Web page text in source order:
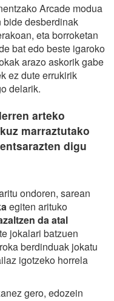
Arcade modua
bide desberdinak
eta borroketan
bat edo beste igaroko
arazo askorik gabe
ez dute errukirik
delarik.
arteko
marraztutako
digu
ondoren, sarean
egiten arituko
da atal
jokalari batzuen
berdinduak jokatu
igotzeko horrela
gero, edozein